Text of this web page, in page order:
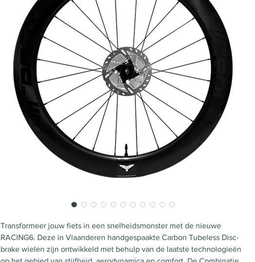
Transformeer jouw fiets in een snelheidsmonster met de nieuwe
RACING6. Deze in Vlaanderen handgespaakte Carbon Tubeless Disc-
brake wielen zijn ontwikkeld met behulp van de laatste technologieën